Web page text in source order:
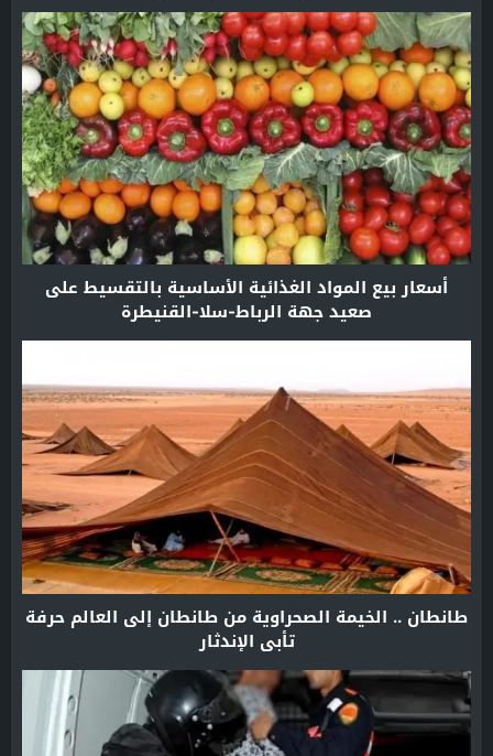
أسعار بيع المواد الغذائية الأساسية بالتقسيط على
صعيد جهة الرباط-سلا-القنيطرة
طانطان .. الخيمة الصحراوية من طانطان إلى العالم حرفة
تأبى الإندثار